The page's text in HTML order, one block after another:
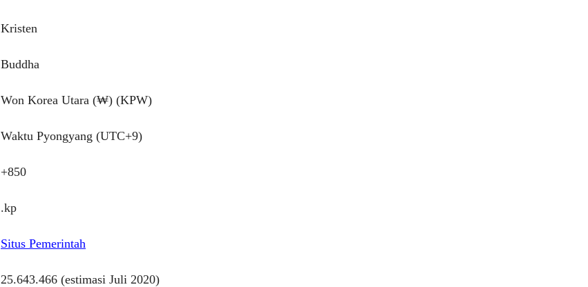
Kristen
Buddha
Won Korea Utara (₩) (KPW)
Waktu Pyongyang (UTC+9)
+850
.kp
Situs Pemerintah
25.643.466 (estimasi Juli 2020)